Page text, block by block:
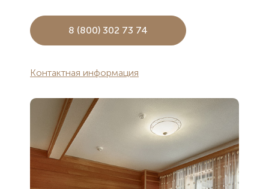
8 (800) 302 73 74
Контактная информация